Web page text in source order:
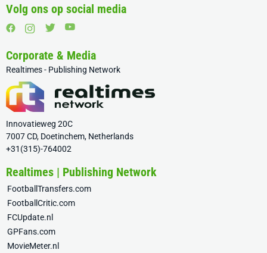
Volg ons op social media
Corporate & Media
Realtimes - Publishing Network
Innovatieweg 20C
7007 CD, Doetinchem, Netherlands
+31(315)-764002
Realtimes | Publishing Network
FootballTransfers.com
FootballCritic.com
FCUpdate.nl
GPFans.com
MovieMeter.nl